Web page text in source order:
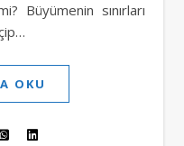
Büyümenin sınırları
OKU